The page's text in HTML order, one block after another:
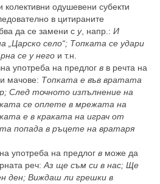
колективни одушевени субекти
в цитираните
да се замени с у, напр.: И
„Царско село“; Топката се удари
се у него и т.н.
употреба на предлог в в речта на
мачове: Топката е във вратата
След точното изпълнение на
се оплете в мрежата на
е в краката на играч от
попада в ръцете на вратаря
употреба на предлог в може да
реч: Аз ще съм си в нас; Ще
ден; Виждаш ли грешки в